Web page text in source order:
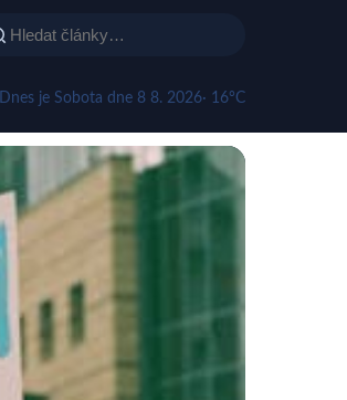
Dnes je Sobota dne 8 8. 2026· 16°C